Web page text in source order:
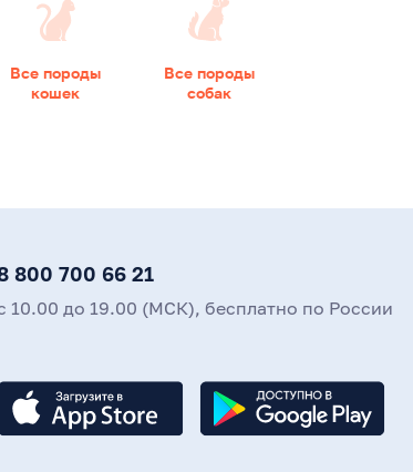
Все породы
кошек
Все породы
собак
800 700 66 21
10.00 до 19.00 (МСК), бесплатно по России